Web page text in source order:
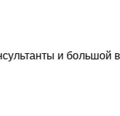
и большой выбор.